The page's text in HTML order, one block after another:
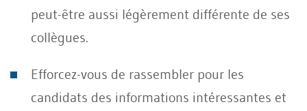
peut-être aussi légèrement différente de ses
collègues.
Efforcez-vous de rassembler pour les
candidats des informations intéressantes et